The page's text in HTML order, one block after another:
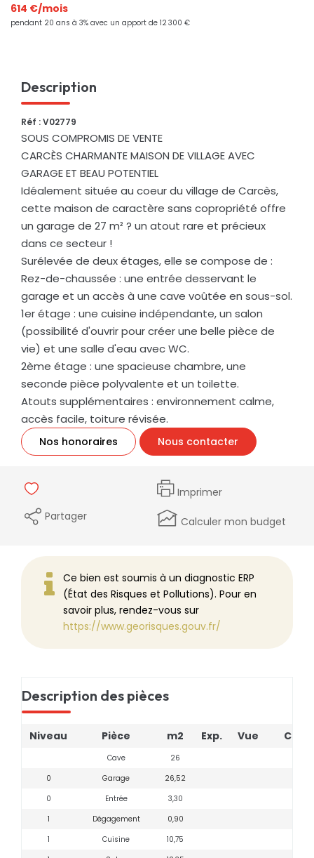
614 €/mois
pendant 20 ans à 3% avec un apport de 12 300 €
Description
Réf : V02779
SOUS COMPROMIS DE VENTE
CARCÈS CHARMANTE MAISON DE VILLAGE AVEC
GARAGE ET BEAU POTENTIEL
Idéalement située au coeur du village de Carcès,
cette maison de caractère sans copropriété offre
un garage de 27 m² ? un atout rare et précieux
dans ce secteur !
Surélevée de deux étages, elle se compose de :
Rez-de-chaussée : une entrée desservant le
garage et un accès à une cave voûtée en sous-sol.
1er étage : une cuisine indépendante, un salon
(possibilité d'ouvrir pour créer une belle pièce de
vie) et une salle d'eau avec WC.
2ème étage : une spacieuse chambre, une
seconde pièce polyvalente et un toilette.
Atouts supplémentaires : environnement calme,
accès facile, toiture révisée.
Nos honoraires Nous contacter
Imprimer
Partager
Calculer mon budget
Ce bien est soumis à un diagnostic ERP
(État des Risques et Pollutions). Pour en
savoir plus, rendez-vous sur
https://www.georisques.gouv.fr/
Description des pièces
Niveau Pièce m2 Exp. Vue
Cave
26
0
Garage
26,52
0
Entrée
3,30
1
Dégagement 0,90
1
Cuisine
10,75